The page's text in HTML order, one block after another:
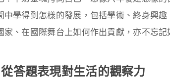
中學得到怎樣的發展，包括學術、終身興
家、在國際舞台上如何作出貢獻，亦不忘記
答題表現對生活的觀察力